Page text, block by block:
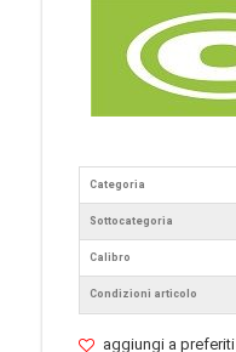
Categoria
Sottocategoria
Calibro
Condizioni articolo
aggiungi a preferiti